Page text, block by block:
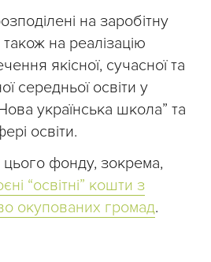
на заробітну
на реалізацію
якісної, сучасної та
середньої освіти у
українська школа” та
освіти.
фонду, зокрема,
“освітні” кошти з
окупованих громад.